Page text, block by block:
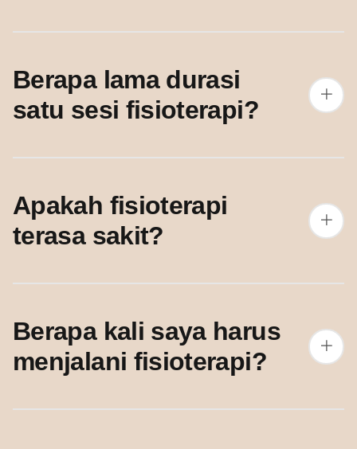
Berapa lama durasi
satu sesi fisioterapi?
Apakah fisioterapi
terasa sakit?
Berapa kali saya harus
menjalani fisioterapi?